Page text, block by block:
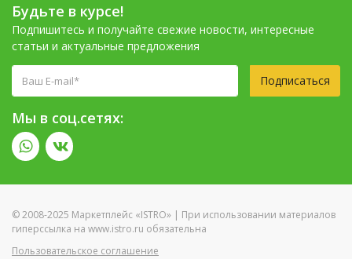
Будьте в курсе!
Подпишитесь и получайте свежие новости, интересные
статьи и актуальные предложения
Подписаться
Мы в соц.сетях:
© 2008-2025 Маркетплейс «ISTRO» | При использовании материалов
гиперссылка на www.istro.ru обязательна
Пользовательское соглашение